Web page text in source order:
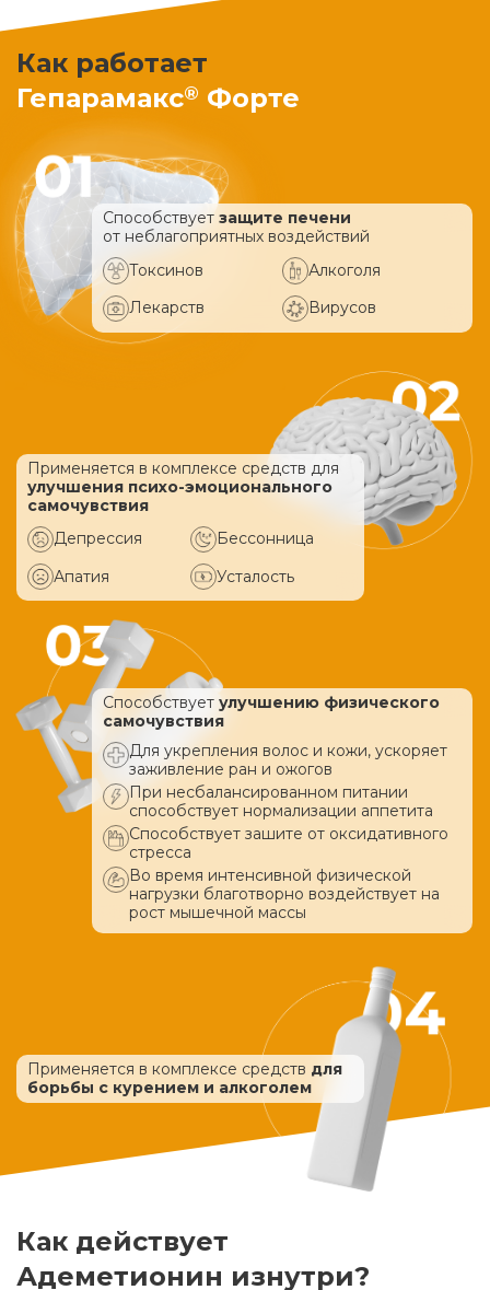
Как работает
Гепарамакс® Форте
Способствует защите печени
от неблагоприятных воздействий
Токсинов
Алкоголя
Лекарств
Вирусов
Применяется в комплексе средств для
улучшения психо-эмоционального
самочувствия
Депрессия
Бессонница
Апатия
Усталость
Способствует улучшению физического
самочувствия
Для укрепления волос и кожи, ускоряет
заживление ран и ожогов
При несбалансированном питании
способствует нормализации аппетита
Способствует зашите от оксидативного
стресса
Во время интенсивной физической
нагрузки благотворно воздействует на
рост мышечной массы
Применяется в комплексе средств для
борьбы с курением и алкоголем
Как действует
Адеметионин изнутри?